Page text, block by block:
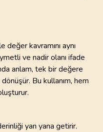
kavramını aynı
ve nadir olanı ifade
anlam, tek bir değere
Bu kullanım, hem
yan yana getirir.